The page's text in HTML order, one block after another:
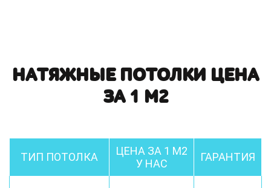
НАТЯЖНЫЕ ПОТОЛКИ ЦЕНА
ЗА 1 М2
ТИП ПОТОЛКА
ЦЕНА ЗА 1 М2
У НАС
ГАРАНТИЯ